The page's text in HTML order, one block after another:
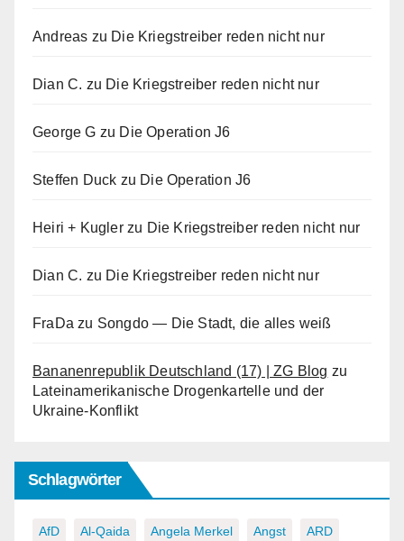
Andreas zu Die Kriegstreiber reden nicht nur
Dian C. zu Die Kriegstreiber reden nicht nur
George G zu Die Operation J6
Steffen Duck zu Die Operation J6
Heiri + Kuglerzu Die Kriegstreiber reden nicht nur
Dian C. zu Die Kriegstreiber reden nicht nur
FraDa zu Songdo — Die Stadt, die alles weiß
Bananenrepublik Deutschland (17) | ZG Blog zu
Lateinamerikanische Drogenkartelle und der
Ukraine-Konflikt
Schlagwörter
AfD Al-Qaida Angela Merkel Angst ARD